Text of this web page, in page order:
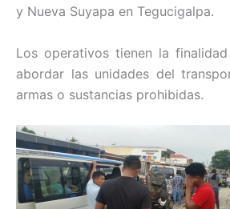
y Nueva Suyapa en Tegucigalpa.
Los operativos tienen la
abordar las unidades del
armas o sustancias prohibidas.